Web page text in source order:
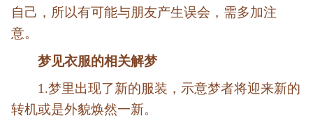
自己，所以有可能与朋友产生误会，需多加注
意。
梦见衣服的相关解梦
1.梦里出现了新的服装，示意梦者将迎来新的
转机或是外貌焕然一新。